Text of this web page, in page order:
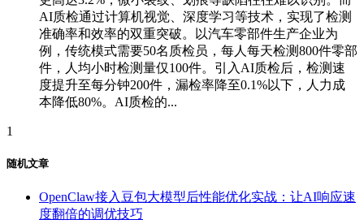
AI质检通过计算机视觉、深度学习等技术，实现了检测
准确率和效率的双重突破。以汽车零部件生产企业为
例，传统模式需要50名质检员，每人每天检测800件零部
件，人均小时检测量仅100件。引入AI质检后，检测速
度提升至每分钟200件，漏检率降至0.1%以下，人力成
本降低80%。AI质检的...
1
随机文章
OpenClaw接入豆包大模型后性能优化实战：让AI响应速
度翻倍的调优技巧